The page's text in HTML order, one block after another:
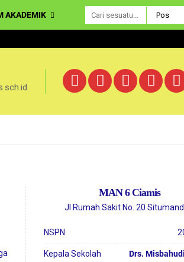
AKADEMIK
MAN 6 Ciamis
Jl Rumah Sakit No. 20
NSPN
Kepala Sekolah Drs.